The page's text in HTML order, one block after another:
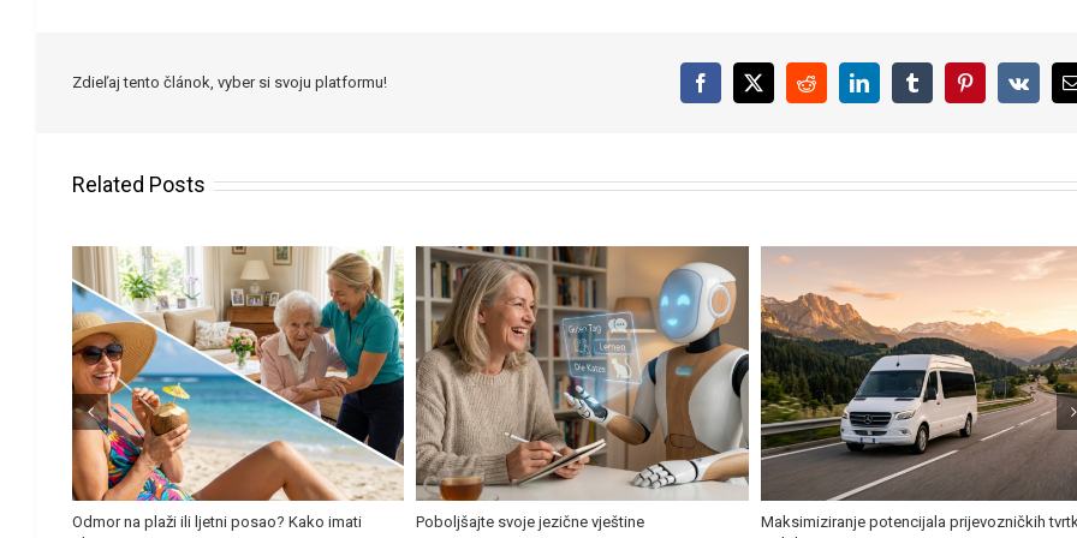
Zdieľaj tento článok, vyber si svoju platformu! Facebook
X RedditLinkedInTumblrPinterest
Vk
Related Posts
Odmor na plaži ili ljetni posao? Kako imati
Poboljšajte svoje jezične vještine
Maksimiziranje potencijala prijevozničkih tvrtki